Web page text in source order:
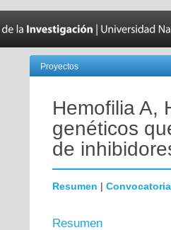
Proyectos
Hemofilia A,
genéticos
de
Resumen | Convocatoria
Resumen